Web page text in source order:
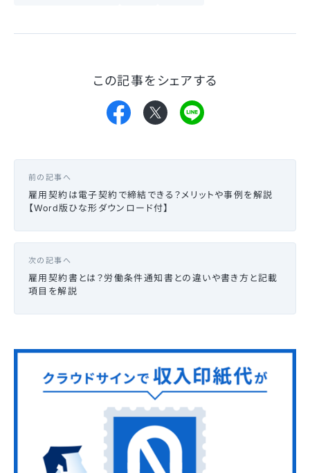
この記事をシェアする
前の記事へ
雇用契約は電子契約で締結できる？メリットや事例を解説
【Word版ひな形ダウンロード付】
次の記事へ
雇用契約書とは？労働条件通知書との違いや書き方と記載
項目を解説